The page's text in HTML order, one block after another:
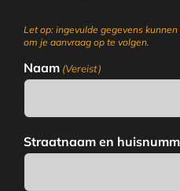
Let op: ingevulde gegevens
om je aanvraag op te volgen.
Naam (Vereist)
Straatnaam en